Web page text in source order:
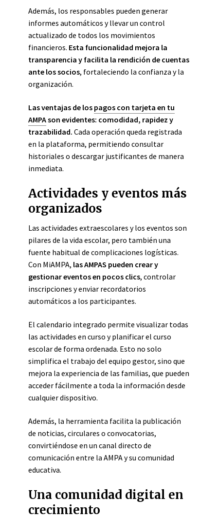
Además, los responsables pueden generar
informes automáticos y llevar un control
actualizado de todos los movimientos
financieros. Esta funcionalidad mejora la
transparencia y facilita la rendición de cuentas
ante los socios, fortaleciendo la confianza y la
organización.
Las ventajas de los pagos con tarjeta en tu
AMPAson evidentes: comodidad, rapidez y
trazabilidad. Cada operación queda registrada
en la plataforma, permitiendo consultar
historiales o descargar justificantes de manera
inmediata.
Actividades y eventos más
organizados
Las actividades extraescolares y los eventos son
pilares de la vida escolar, pero también una
fuente habitual de complicaciones logísticas.
Con MiAMPA, las AMPAS pueden crear y
gestionar eventos en pocos clics, controlar
inscripciones y enviar recordatorios
automáticos a los participantes.
El calendario integrado permite visualizar todas
las actividades en curso y planificar el curso
escolar de forma ordenada. Esto no solo
simplifica el trabajo del equipo gestor, sino que
mejora la experiencia de las familias, que pueden
acceder fácilmente a toda la información desde
cualquier dispositivo.
Además, la herramienta facilita la publicación
de noticias, circulares o convocatorias,
convirtiéndose en un canal directo de
comunicación entre la AMPA y su comunidad
educativa.
Una comunidad digital en
crecimiento